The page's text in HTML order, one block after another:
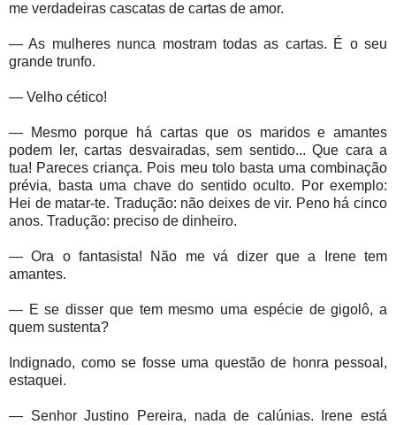
me verdadeiras cascatas de cartas de amor.
— As mulheres nunca mostram todas as cartas. É o seu
grande trunfo.
— Velho cético!
— Mesmo porque há cartas que os maridos e amantes
podem ler, cartas desvairadas, sem sentido... Que cara a
tua! Pareces criança. Pois meu tolo basta uma combinação
prévia, basta uma chave do sentido oculto. Por exemplo:
Hei de matar-te. Tradução: não deixes de vir. Peno há cinco
anos. Tradução: preciso de dinheiro.
— Ora o fantasista! Não me vá dizer que a Irene tem
amantes.
— E se disser que tem mesmo uma espécie de gigolô, a
quem sustenta?
Indignado, como se fosse uma questão de honra pessoal,
estaquei.
— Senhor Justino Pereira, nada de calúnias. Irene está